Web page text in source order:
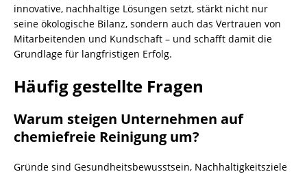
innovative, nachhaltige Lösungen setzt, stärkt nicht nur
seine ökologische Bilanz, sondern auch das Vertrauen von
Mitarbeitenden und Kundschaft – und schafft damit die
Grundlage für langfristigen Erfolg.
Häufig gestellte Fragen
Warum steigen Unternehmen auf
chemiefreie Reinigung um?
Gründe sind Gesundheitsbewusstsein, Nachhaltigkeitsziele